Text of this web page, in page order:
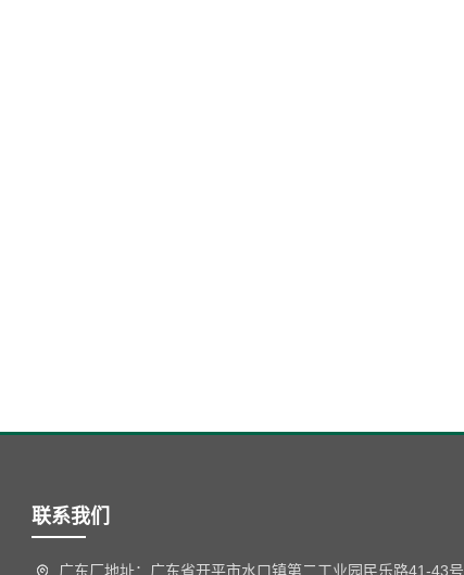
联系我们
广东厂地址：广东省开平市水口镇第二工业园民乐路41-43号